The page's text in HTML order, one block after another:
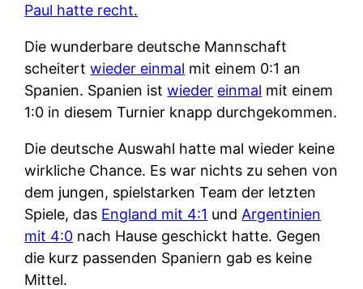
Paul hatte recht.
Die wunderbare deutsche Mannschaft
scheitertwieder einmal mit einem 0:1 an
Spanien. Spanien istwieder einmal mit einem
1:0 in diesem Turnier knapp durchgekommen.
Die deutsche Auswahl hatte mal wieder keine
wirkliche Chance. Es war nichts zu sehen von
dem jungen, spielstarken Team der letzten
Spiele, das England mit 4:1 und Argentinien
mit 4:0 nach Hause geschickt hatte. Gegen
die kurz passenden Spaniern gab es keine
Mittel.